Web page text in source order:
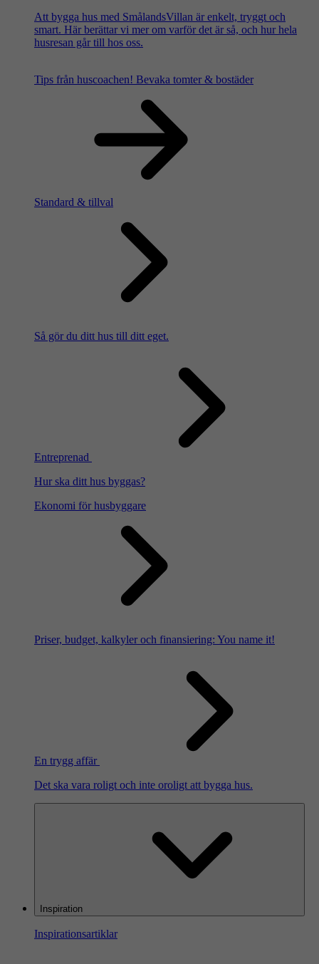
Att bygga hus med SmålandsVillan är enkelt, tryggt och
smart. Här berättar vi mer om varför det är så, och hur hela
husresan går till hos oss.
Tips från huscoachen! Bevaka tomter & bostäder
Standard & tillval
Så gör du ditt hus till ditt eget.
Entreprenad
Hur ska ditt hus byggas?
Ekonomi för husbyggare
Priser, budget, kalkyler och finansiering: You name it!
En trygg affär
Det ska vara roligt och inte oroligt att bygga hus.
Inspiration
Inspirationsartiklar